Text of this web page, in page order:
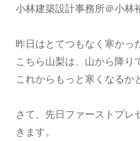
小林建築設計事務所＠小林
昨日はとてつもなく寒かっ
こちら山梨は、山から降り
これからもっと寒くなるか
さて、先日ファーストプ
きます。